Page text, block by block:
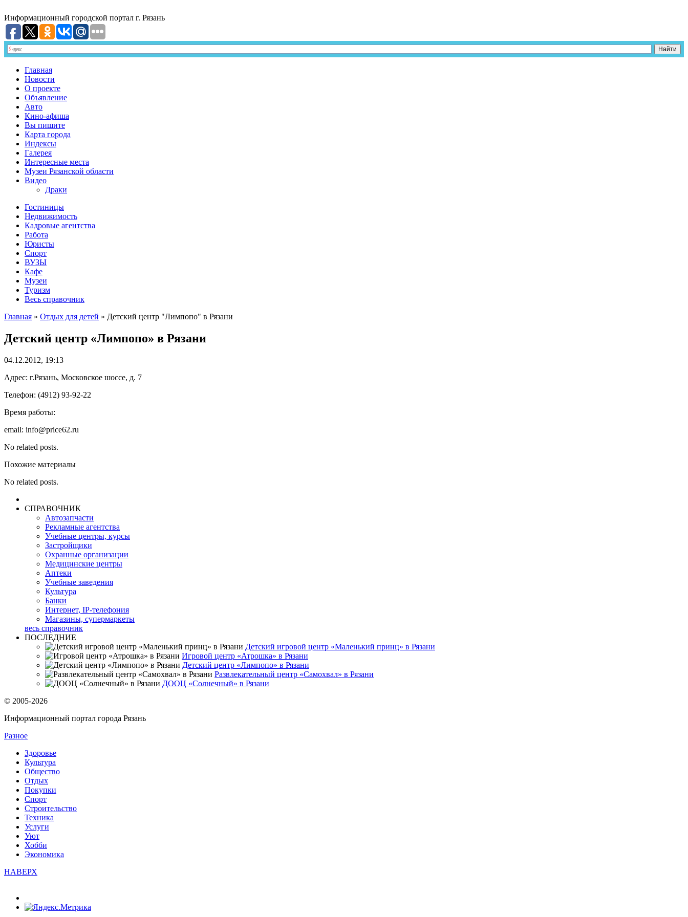
Информационный городской портал г. Рязань
Главная
Новости
О проекте
Объявление
Авто
Кино-афиша
Вы пишите
Карта города
Индексы
Галерея
Интересные места
Музеи Рязанской области
Видео
Драки
Гостиницы
Недвижимость
Кадровые агентства
Работа
Юристы
Спорт
ВУЗЫ
Кафе
Музеи
Туризм
Весь справочник
Главная » Отдых для детей » Детский центр "Лимпопо" в Рязани
Детский центр «Лимпопо» в Рязани
04.12.2012, 19:13
Адрес: г.Рязань, Московское шоссе, д. 7
Телефон: (4912) 93-92-22
Время работы:
email: info@price62.ru
No related posts.
Похожие материалы
No related posts.
СПРАВОЧНИК
Автозапчасти
Рекламные агентства
Учебные центры, курсы
Застройщики
Охранные организации
Медицинские центры
Аптеки
Учебные заведения
Культура
Банки
Интернет, IP-телефония
Магазины, супермаркеты
весь справочник
ПОСЛЕДНИЕ
Детский игровой центр «Маленький принц» в Рязани
Игровой центр «Атрошка» в Рязани
Детский центр «Лимпопо» в Рязани
Развлекательный центр «Самохвал» в Рязани
ДООЦ «Солнечный» в Рязани
© 2005-2026
Информационный портал города Рязань
Разное
Здоровье
Культура
Общество
Отдых
Покупки
Спорт
Строительство
Техника
Услуги
Уют
Хобби
Экономика
НАВЕРХ